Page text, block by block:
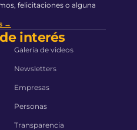
felicitaciones o alguna
→
interés
Galería de videos
Newsletters
Empresas
Personas
Transparencia